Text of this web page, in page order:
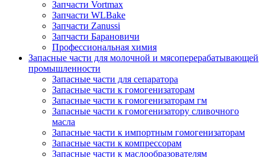
Запчасти Vortmax
Запчасти WLBake
Запчасти Zanussi
Запчасти Барановичи
Профессиональная химия
Запасные части для молочной и мясоперерабатывающей
промышленности
Запасные части для сепаратора
Запасные части к гомогенизаторам
Запасные части к гомогенизаторам гм
Запасные части к гомогенизатору сливочного
масла
Запасные части к импортным гомогенизаторам
Запасные части к компрессорам
Запасные части к маслообразователям